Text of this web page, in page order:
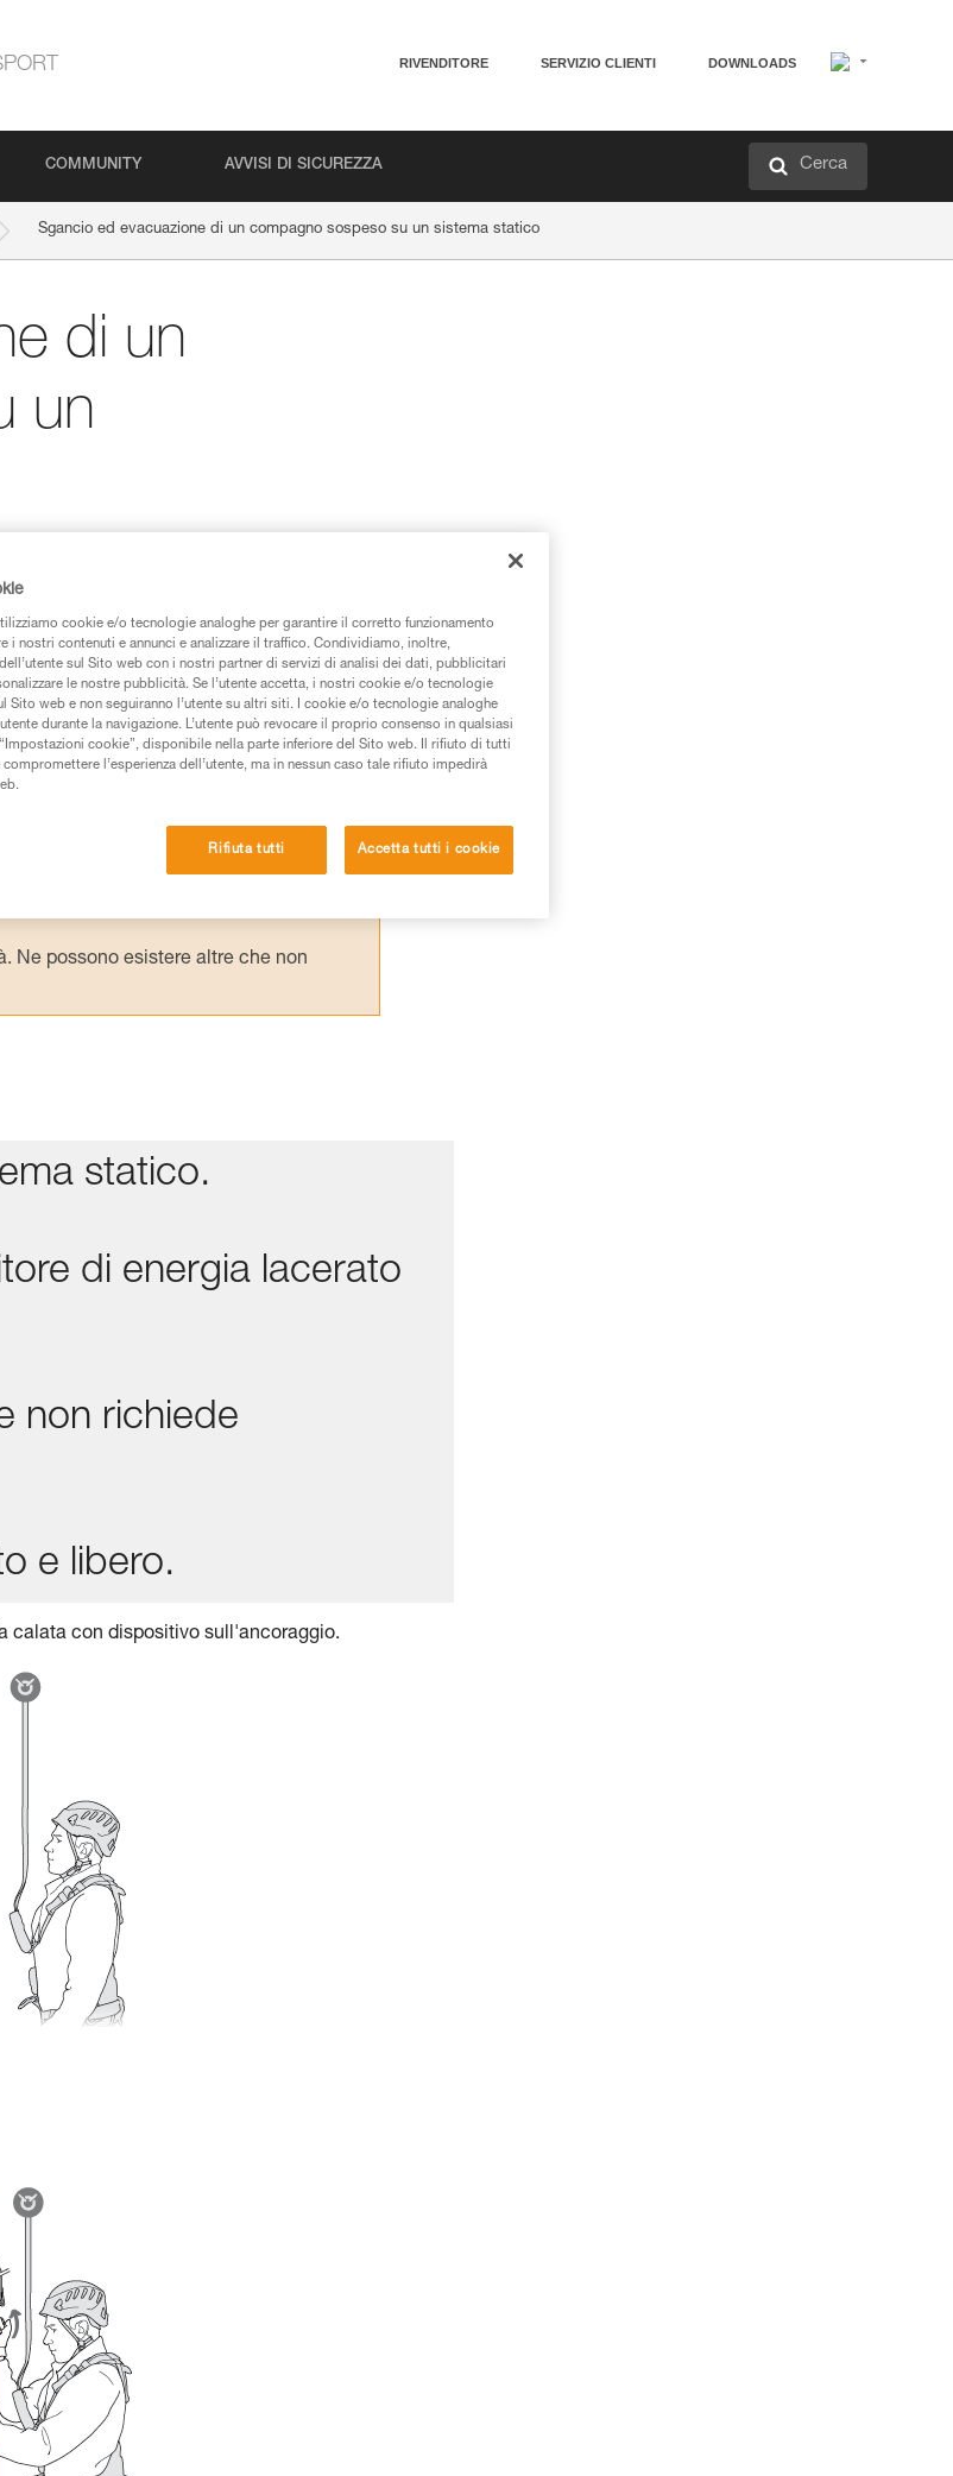
RIVENDITORE SERVIZIO CLIENTI DOWNLOADS
COMMUNITY AVVISI DI SICUREZZA Cerca
Sgancio ed evacuazione di un compagno sospeso su un sistema statico
di un
un
di energia, su un cordino di
dall'ancoraggio, il peso
del sistema. Le manovre di
in questo consiglio prima di
tecnica per poter capire queste
ed un addestramento specifico.
la manovra, da soli, in piena sicurezza,
Ne possono esistere altre che non
statico.
di energia lacerato
non richiede
e libero.
calata con dispositivo sull'ancoraggio.
cookie e/o tecnologie analoghe per garantire il corretto funzionamento
i nostri contenuti e annunci e analizzare il traffico. Condividiamo, inoltre,
sul Sito web con i nostri partner di servizi di analisi dei dati, pubblicitari
le nostre pubblicità. Se l’utente accetta, i nostri cookie e/o tecnologie
Sito web e non seguiranno l’utente su altri siti. I cookie e/o tecnologie analoghe
durante la navigazione. L’utente può revocare il proprio consenso in qualsiasi
cookie”, disponibile nella parte inferiore del Sito web. Il rifiuto di tutti
l’esperienza dell’utente, ma in nessun caso tale rifiuto impedirà
Rifiuta tutti Accetta tutti i cookie